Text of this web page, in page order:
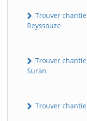
Trouver
Reyssouze
Trouver
Suran
Trouver